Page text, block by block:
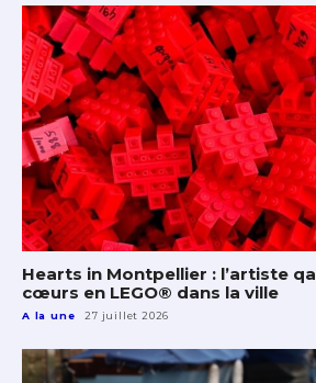
Hearts in Montpellier : l’artiste
cœurs en LEGO® dans la ville
A la une 27 juillet 2026